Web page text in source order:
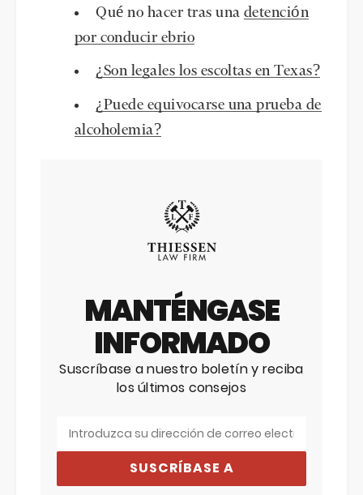
Qué no hacer tras una detención
por conducir ebrio
¿Son legales los escoltas en Texas?
¿Puede equivocarse una prueba de
alcoholemia?
MANTÉNGASE
INFORMADO
Suscríbase a nuestro boletín y reciba
los últimos consejos
SUSCRÍBASE A